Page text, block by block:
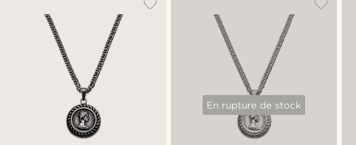
En rupture de stock